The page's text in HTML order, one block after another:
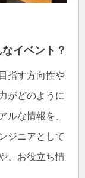
イベント？
指す方向性や
がどのように
ルな情報を、
ジニアとして
、お役立ち情